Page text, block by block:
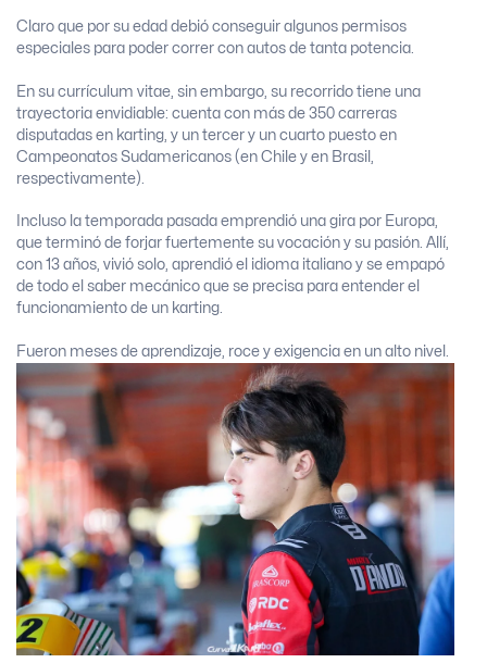
Claro que por su edad debió conseguir algunos permisos
especiales para poder correr con autos de tanta potencia.
En su currículum vitae, sin embargo, su recorrido tiene una
trayectoria envidiable: cuenta con más de 350 carreras
disputadas en karting, y un tercer y un cuarto puesto en
Campeonatos Sudamericanos (en Chile y en Brasil,
respectivamente).
Incluso la temporada pasada emprendió una gira por Europa,
que terminó de forjar fuertemente su vocación y su pasión. Allí,
con 13 años, vivió solo, aprendió el idioma italiano y se empapó
de todo el saber mecánico que se precisa para entender el
funcionamiento de un karting.
Fueron meses de aprendizaje, roce y exigencia en un alto nivel.